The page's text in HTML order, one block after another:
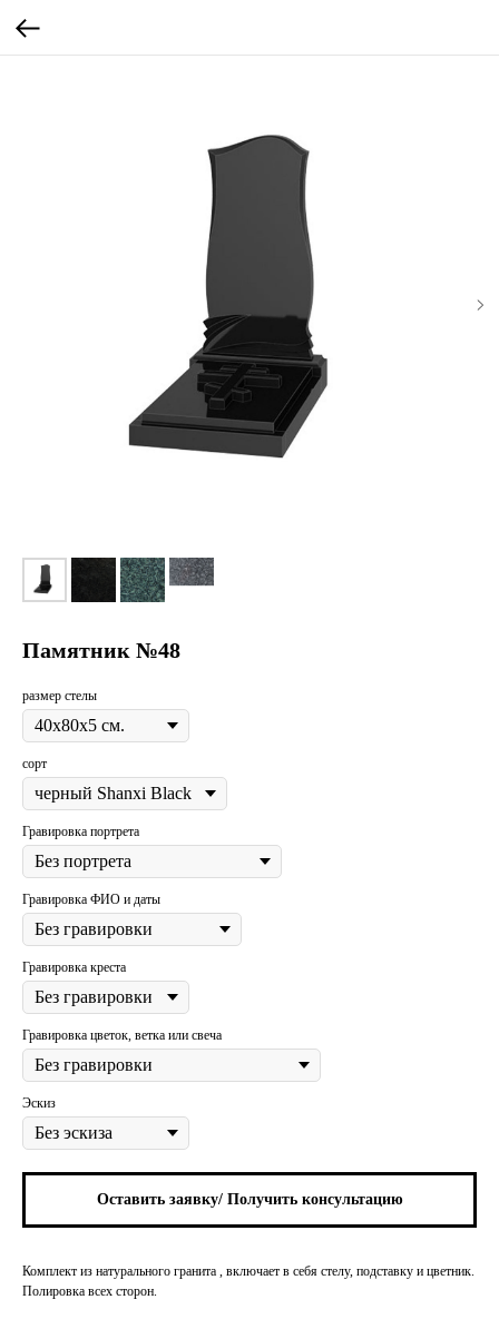
Памятник №48
размер стелы
сорт
Гравировка портрета
Гравировка ФИО и даты
Гравировка креста
Гравировка цветок, ветка или свеча
Эскиз
Оставить заявку/ Получить консультацию
Комплект из натурального гранита , включает в себя стелу, подставку и цветник.
Полировка всех сторон.